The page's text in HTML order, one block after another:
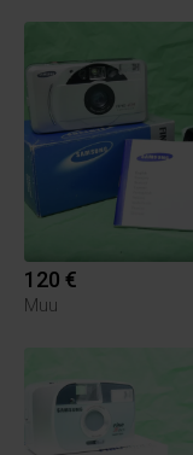
120 €
Muu